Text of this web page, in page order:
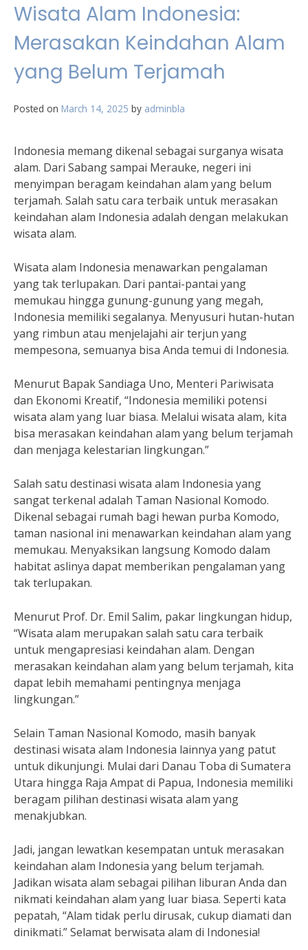
Wisata Alam Indonesia:
Merasakan Keindahan Alam
yang Belum Terjamah
Posted on March 14, 2025 by adminbla
Indonesia memang dikenal sebagai surganya wisata
alam. Dari Sabang sampai Merauke, negeri ini
menyimpan beragam keindahan alam yang belum
terjamah. Salah satu cara terbaik untuk merasakan
keindahan alam Indonesia adalah dengan melakukan
wisata alam.
Wisata alam Indonesia menawarkan pengalaman
yang tak terlupakan. Dari pantai-pantai yang
memukau hingga gunung-gunung yang megah,
Indonesia memiliki segalanya. Menyusuri hutan-hutan
yang rimbun atau menjelajahi air terjun yang
mempesona, semuanya bisa Anda temui di Indonesia.
Menurut Bapak Sandiaga Uno, Menteri Pariwisata
dan Ekonomi Kreatif, “Indonesia memiliki potensi
wisata alam yang luar biasa. Melalui wisata alam, kita
bisa merasakan keindahan alam yang belum terjamah
dan menjaga kelestarian lingkungan.”
Salah satu destinasi wisata alam Indonesia yang
sangat terkenal adalah Taman Nasional Komodo.
Dikenal sebagai rumah bagi hewan purba Komodo,
taman nasional ini menawarkan keindahan alam yang
memukau. Menyaksikan langsung Komodo dalam
habitat aslinya dapat memberikan pengalaman yang
tak terlupakan.
Menurut Prof. Dr. Emil Salim, pakar lingkungan hidup,
“Wisata alam merupakan salah satu cara terbaik
untuk mengapresiasi keindahan alam. Dengan
merasakan keindahan alam yang belum terjamah, kita
dapat lebih memahami pentingnya menjaga
lingkungan.”
Selain Taman Nasional Komodo, masih banyak
destinasi wisata alam Indonesia lainnya yang patut
untuk dikunjungi. Mulai dari Danau Toba di Sumatera
Utara hingga Raja Ampat di Papua, Indonesia memiliki
beragam pilihan destinasi wisata alam yang
menakjubkan.
Jadi, jangan lewatkan kesempatan untuk merasakan
keindahan alam Indonesia yang belum terjamah.
Jadikan wisata alam sebagai pilihan liburan Anda dan
nikmati keindahan alam yang luar biasa. Seperti kata
pepatah, “Alam tidak perlu dirusak, cukup diamati dan
dinikmati.” Selamat berwisata alam di Indonesia!